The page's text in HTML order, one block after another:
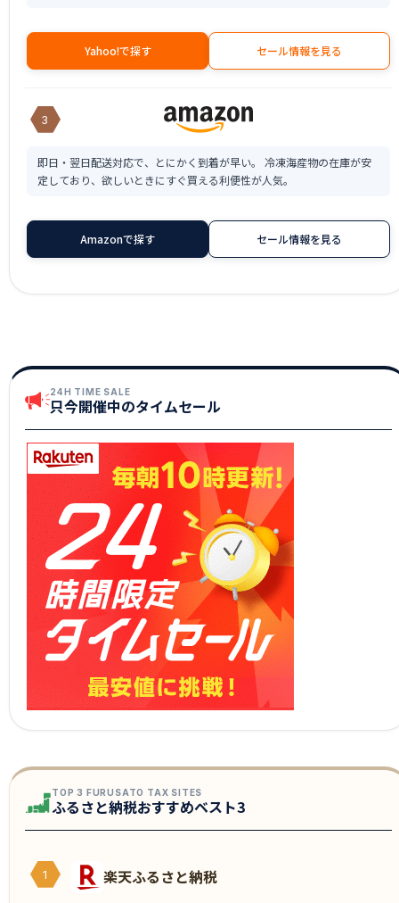
Yahoo!で探す セール情報を見る
3
即日・翌日配送対応で、とにかく到着が早い。 冷凍海産物の在庫が安
定しており、欲しいときにすぐ買える利便性が人気。
Amazonで探す セール情報を見る
24H TIME SALE
只今開催中のタイムセール
TOP 3 FURUSATO TAX SITES
ふるさと納税おすすめベスト3
1 楽天ふるさと納税